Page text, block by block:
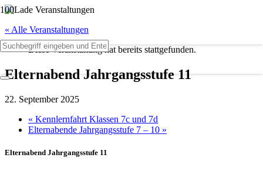
« Alle Veranstaltungen
Diese Veranstaltung hat bereits stattgefunden.
Elternabend Jahrgangsstufe 11
22. September 2025
« Kennlernfahrt Klassen 7c und 7d
Elternabende Jahrgangsstufe 7 – 10 »
Elternabend Jahrgangsstufe 11